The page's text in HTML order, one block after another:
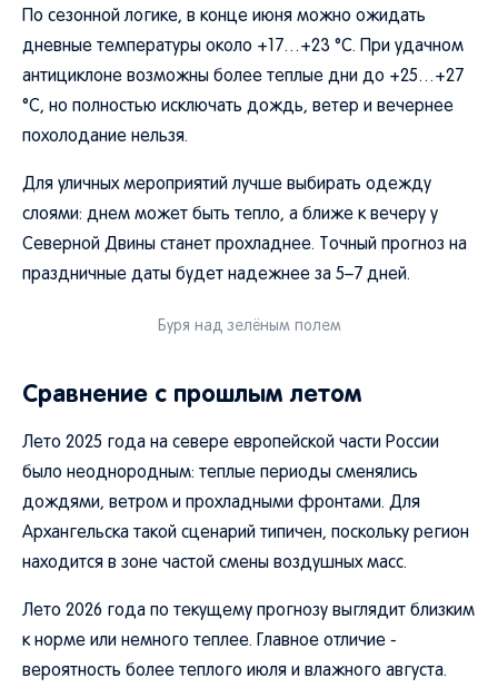
По сезонной логике, в конце июня можно ожидать
дневные температуры около +17…+23 °C. При удачном
антициклоне возможны более теплые дни до +25…+27
°C, но полностью исключать дождь, ветер и вечернее
похолодание нельзя.
Для уличных мероприятий лучше выбирать одежду
слоями: днем может быть тепло, а ближе к вечеру у
Северной Двины станет прохладнее. Точный прогноз на
праздничные даты будет надежнее за 5–7 дней.
Буря над зелёным полем
Сравнение с прошлым летом
Лето 2025 года на севере европейской части России
было неоднородным: теплые периоды сменялись
дождями, ветром и прохладными фронтами. Для
Архангельска такой сценарий типичен, поскольку регион
находится в зоне частой смены воздушных масс.
Лето 2026 года по текущему прогнозу выглядит близким
к норме или немного теплее. Главное отличие -
вероятность более теплого июля и влажного августа.